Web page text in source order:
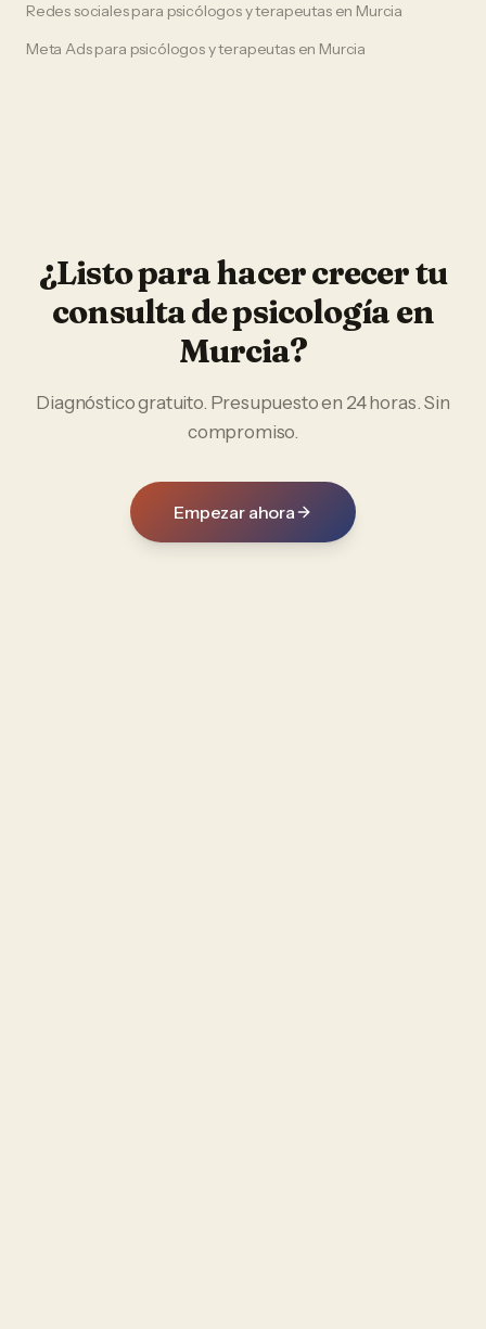
Redes socialespara psicólogos y terapeutasen Murcia
Meta Adspara psicólogos y terapeutasen Murcia
¿Listo para hacer crecer tu
consulta de psicologíaen
Murcia?
Diagnóstico gratuito. Presupuesto en 24 horas. Sin
compromiso.
Empezar ahora